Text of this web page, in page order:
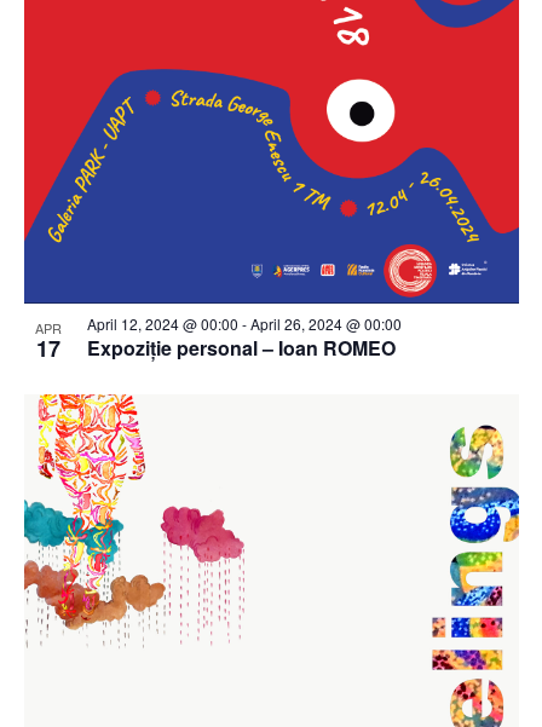
APR
17 Expoziție personal – Ioan ROMEO
April 12, 2024 @ 00:00 -April 26, 2024 @ 00:00